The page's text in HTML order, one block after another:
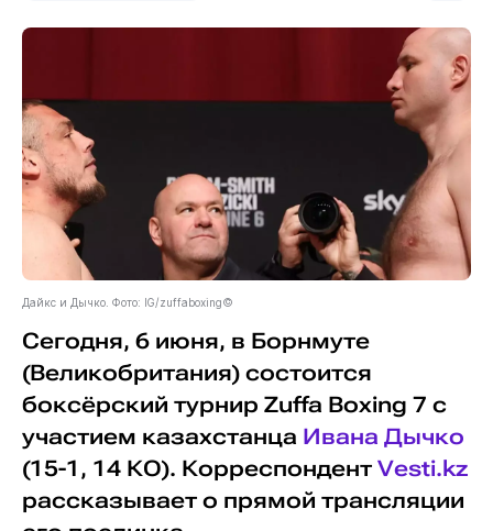
Дайкс и Дычко. Фото: IG/zuffaboxing©
Сегодня, 6 июня, в Борнмуте
(Великобритания) состоится
боксёрский турнир Zuffa Boxing 7 с
участием казахстанца Ивана Дычко
(15-1, 14 КО). Корреспондент Vesti.kz
рассказывает о прямой трансляции